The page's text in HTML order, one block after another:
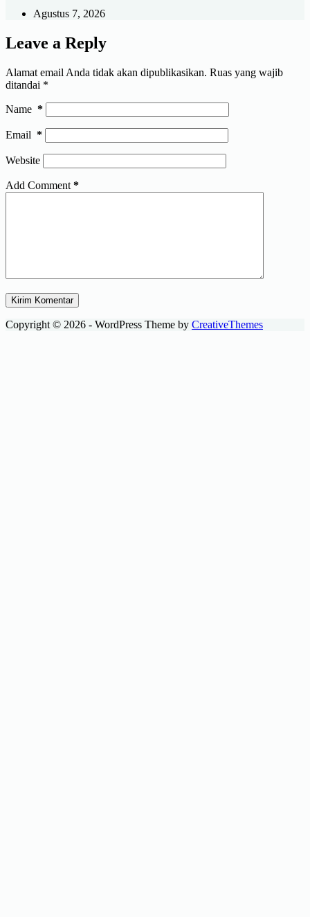
Agustus 7, 2026
Leave a Reply
Alamat email Anda tidak akan dipublikasikan. Ruas yang wajib
ditandai *
Name *
Email *
Website
Add Comment *
Kirim Komentar
Copyright © 2026 - WordPress Theme by CreativeThemes